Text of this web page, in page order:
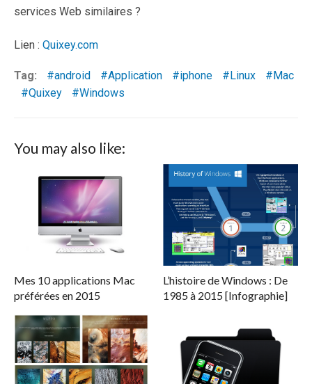
services Web similaires ?
Lien : Quixey.com
Tag: android Application iphone Linux
Mac
Quixey
Windows
You may also like:
Mes 10 applications Mac
préférées en 2015
L’histoire de Windows : De
1985 à 2015 [Infographie]